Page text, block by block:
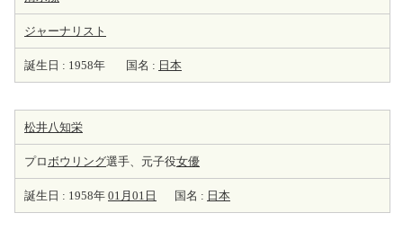
ジャーナリスト
誕生日 : 1958年 国名 : 日本
松井八知栄
プロボウリング選手、元子役女優
誕生日 : 1958年 01月01日 国名 : 日本